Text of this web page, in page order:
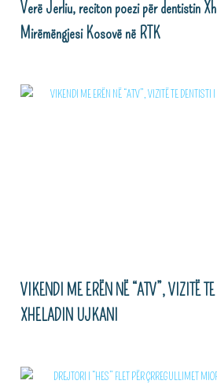
Verë Jerliu, reciton poezi për dentistin
Mirëmëngjesi Kosovë në RTK
VIKENDI ME ERËN NË “ATV”, VIZITË
XHELADIN UJKANI